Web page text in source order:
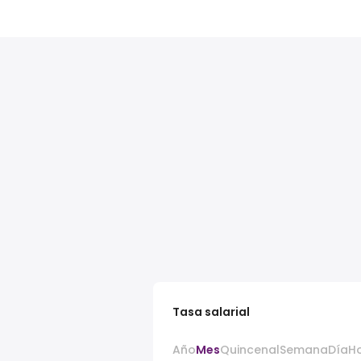
Tasa salarial
AñoMesQuincenalSemanaDía